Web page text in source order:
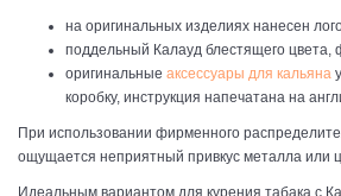
на оригинальных изделиях нанесен
поддельный Калауд блестящего
оригинальные аксессуары для кальяна
коробку, инструкция напечатана на
При использовании фирменного
ощущается неприятный привкус металла или
Идеальным вариантом для курения табака с